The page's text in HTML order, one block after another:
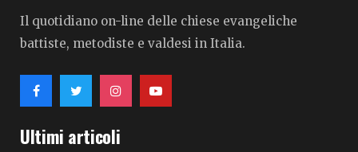
Il quotidiano on-line delle chiese evangeliche
battiste, metodiste e valdesi in Italia.
Ultimi articoli